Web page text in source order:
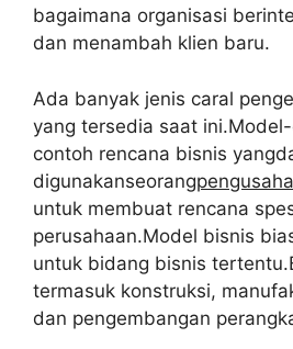
bagaimana organisasi
dan menambah klien baru.
Ada banyak jenis caral
yang tersedia saat
contoh rencana bisnis
digunakanseorangpengusaha
untuk membuat rencana
perusahaan.Model bisnis
untuk bidang bisnis
termasuk konstruksi,
dan pengembangan